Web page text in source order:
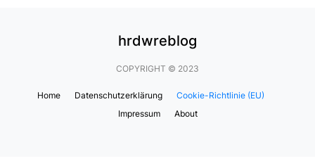
hrdwreblog
COPYRIGHT © 2023
Home Datenschutzerklärung
Cookie-Richtlinie (EU)
Impressum
About